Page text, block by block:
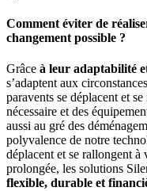
Comment éviter de
changement possible ?
Grâce à leur adaptabilité
s’adaptent aux
paravents se déplacent et
nécessaire et des
aussi au gré des
polyvalence de notre
déplacent et se rallongent
prolongée, les solutions
flexible, durable et